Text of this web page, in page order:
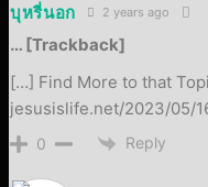
บุหรี่นอก 2 years ago
… [Trackback]
[…] Find More to that
jesusislife.net/2023/05/
0 Reply